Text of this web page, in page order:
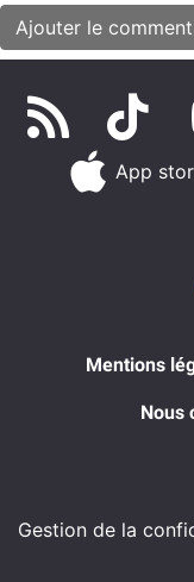
App
Mentions
Nous
Gestion de la